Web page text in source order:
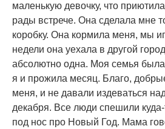
маленькую девочку, что
рады встрече. Она сделала мне
коробку. Она кормила меня, мы
недели она уехала в другой
абсолютно одна. Моя семья
я и прожила месяц. Благо,
меня, и не давали издеваться
декабря. Все люди спешили
под нос про Новый Год. Мама